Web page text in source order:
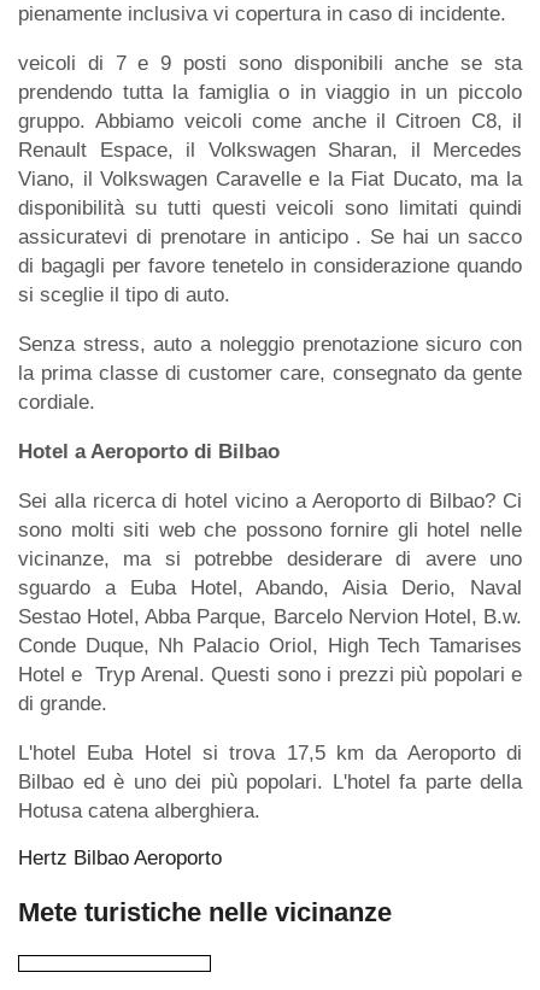
pienamente inclusiva vi copertura in caso di incidente.
veicoli di 7 e 9 posti sono disponibili anche se sta
prendendo tutta la famiglia o in viaggio in un piccolo
gruppo. Abbiamo veicoli come anche il Citroen C8, il
Renault Espace, il Volkswagen Sharan, il Mercedes
Viano, il Volkswagen Caravelle e la Fiat Ducato, ma la
disponibilità su tutti questi veicoli sono limitati quindi
assicuratevi di prenotare in anticipo . Se hai un sacco
di bagagli per favore tenetelo in considerazione quando
si sceglie il tipo di auto.
Senza stress, auto a noleggio prenotazione sicuro con
la prima classe di customer care, consegnato da gente
cordiale.
Hotel a Aeroporto di Bilbao
Sei alla ricerca di hotel vicino a Aeroporto di Bilbao? Ci
sono molti siti web che possono fornire gli hotel nelle
vicinanze, ma si potrebbe desiderare di avere uno
sguardo a Euba Hotel, Abando, Aisia Derio, Naval
Sestao Hotel, Abba Parque, Barcelo Nervion Hotel, B.w.
Conde Duque, Nh Palacio Oriol, High Tech Tamarises
Hotel e Tryp Arenal. Questi sono i prezzi più popolari e
di grande.
L'hotel Euba Hotel si trova 17,5 km da Aeroporto di
Bilbao ed è uno dei più popolari. L'hotel fa parte della
Hotusa catena alberghiera.
Hertz Bilbao Aeroporto
Mete turistiche nelle vicinanze